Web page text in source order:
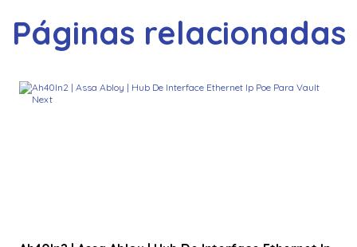
Páginas relacionadas